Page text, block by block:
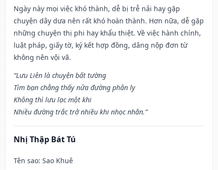
Ngày này mọi việc khó thành, dễ bị trễ nải hay gặp
chuyện dây dưa nên rất khó hoàn thành. Hơn nữa, dễ gặp
những chuyện thị phi hay khẩu thiệt. Về việc hành chính,
luật pháp, giấy tờ, ký kết hợp đồng, dâng nộp đơn từ
không nên vội vã.
“Lưu Liên là chuyện bất tường
Tìm bạn chẳng thấy nửa đường phân ly
Không thì lưu lạc một khi
Nhiều đường trắc trở nhiều khi nhọc nhằn.”
Nhị Thập Bát Tú
Tên sao: Sao Khuê